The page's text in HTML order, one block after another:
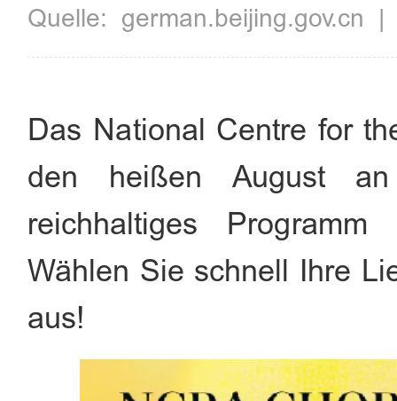
Quelle: german.beijing.gov.cn
Das National Centre for
den heißen August
reichhaltiges
Wählen Sie schnell Ihre
aus!